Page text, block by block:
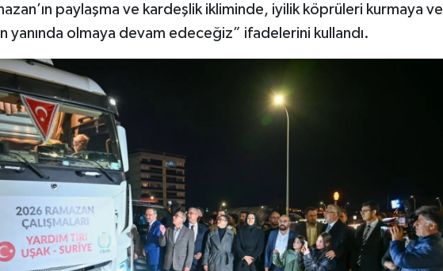
paylaşma ve kardeşlik ikliminde, iyilik köprüleri kurmaya ve
yanında olmaya devam edeceğiz” ifadelerini kullandı.